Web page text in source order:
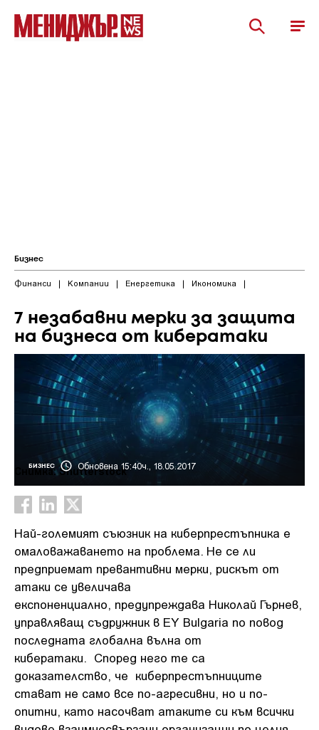
Бизнес
Финанси | Компании | Енергетика | Икономика |
7 незабавни мерки за защита
на бизнеса от кибератаки
БИЗНЕС Обновена 15:40ч., 18.05.2017
Снимка: Shutterstock
Най-големият съюзник на киберпрестъпника е
омаловажаването на проблема. Не се ли
предприемат превантивни мерки, рискът от
атаки се увеличава
експоненциално, предупреждава Николай Гърнев,
управляващ съдружник в EY Bulgaria по повод
последната глобална вълна от
кибератаки. Според него те са
доказателство, че киберпрестъпниците
стават не само все по-агресивни, но и по-
опитни, като насочват атаките си към всички